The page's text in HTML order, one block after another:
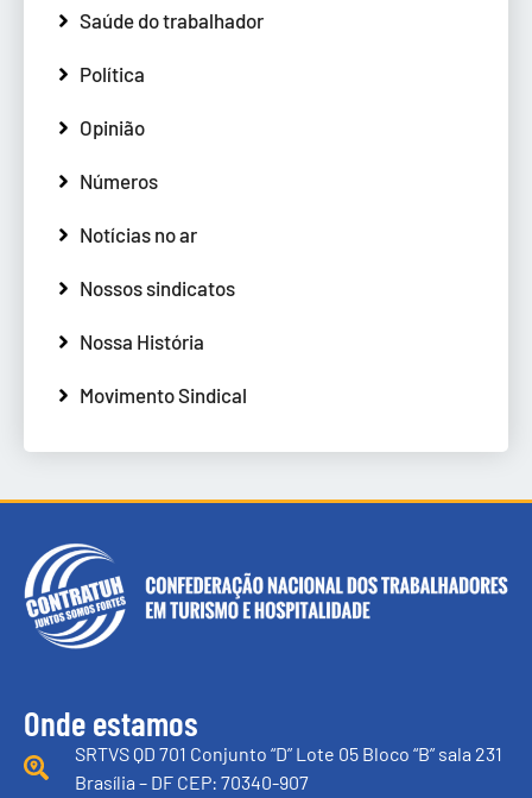
Saúde do trabalhador
Política
Opinião
Números
Notícias no ar
Nossos sindicatos
Nossa História
Movimento Sindical
Onde estamos
SRTVS QD 701 Conjunto “D” Lote 05 Bloco “B” sala 231
Brasília – DF CEP: 70340-907